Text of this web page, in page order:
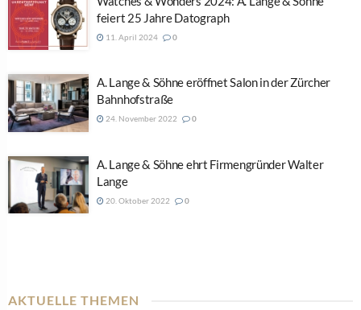
feiert 25 Jahre Datograph
11. April 2024 0
A. Lange & Söhne eröffnet Salon in der Zürcher
Bahnhofstraße
24. November 2022 0
A. Lange & Söhne ehrt Firmengründer Walter
Lange
20. Oktober 2022 0
AKTUELLE THEMEN